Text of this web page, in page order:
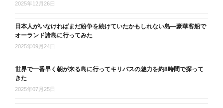
2025年12月26日
日本人がいなければまだ紛争を続けていたかもしれない島―豪華客船で
オーランド諸島に行ってみた
2025年09月24日
世界で一番早く朝が来る島に行ってキリバスの魅力を約8時間で探って
きた
2025年07月25日